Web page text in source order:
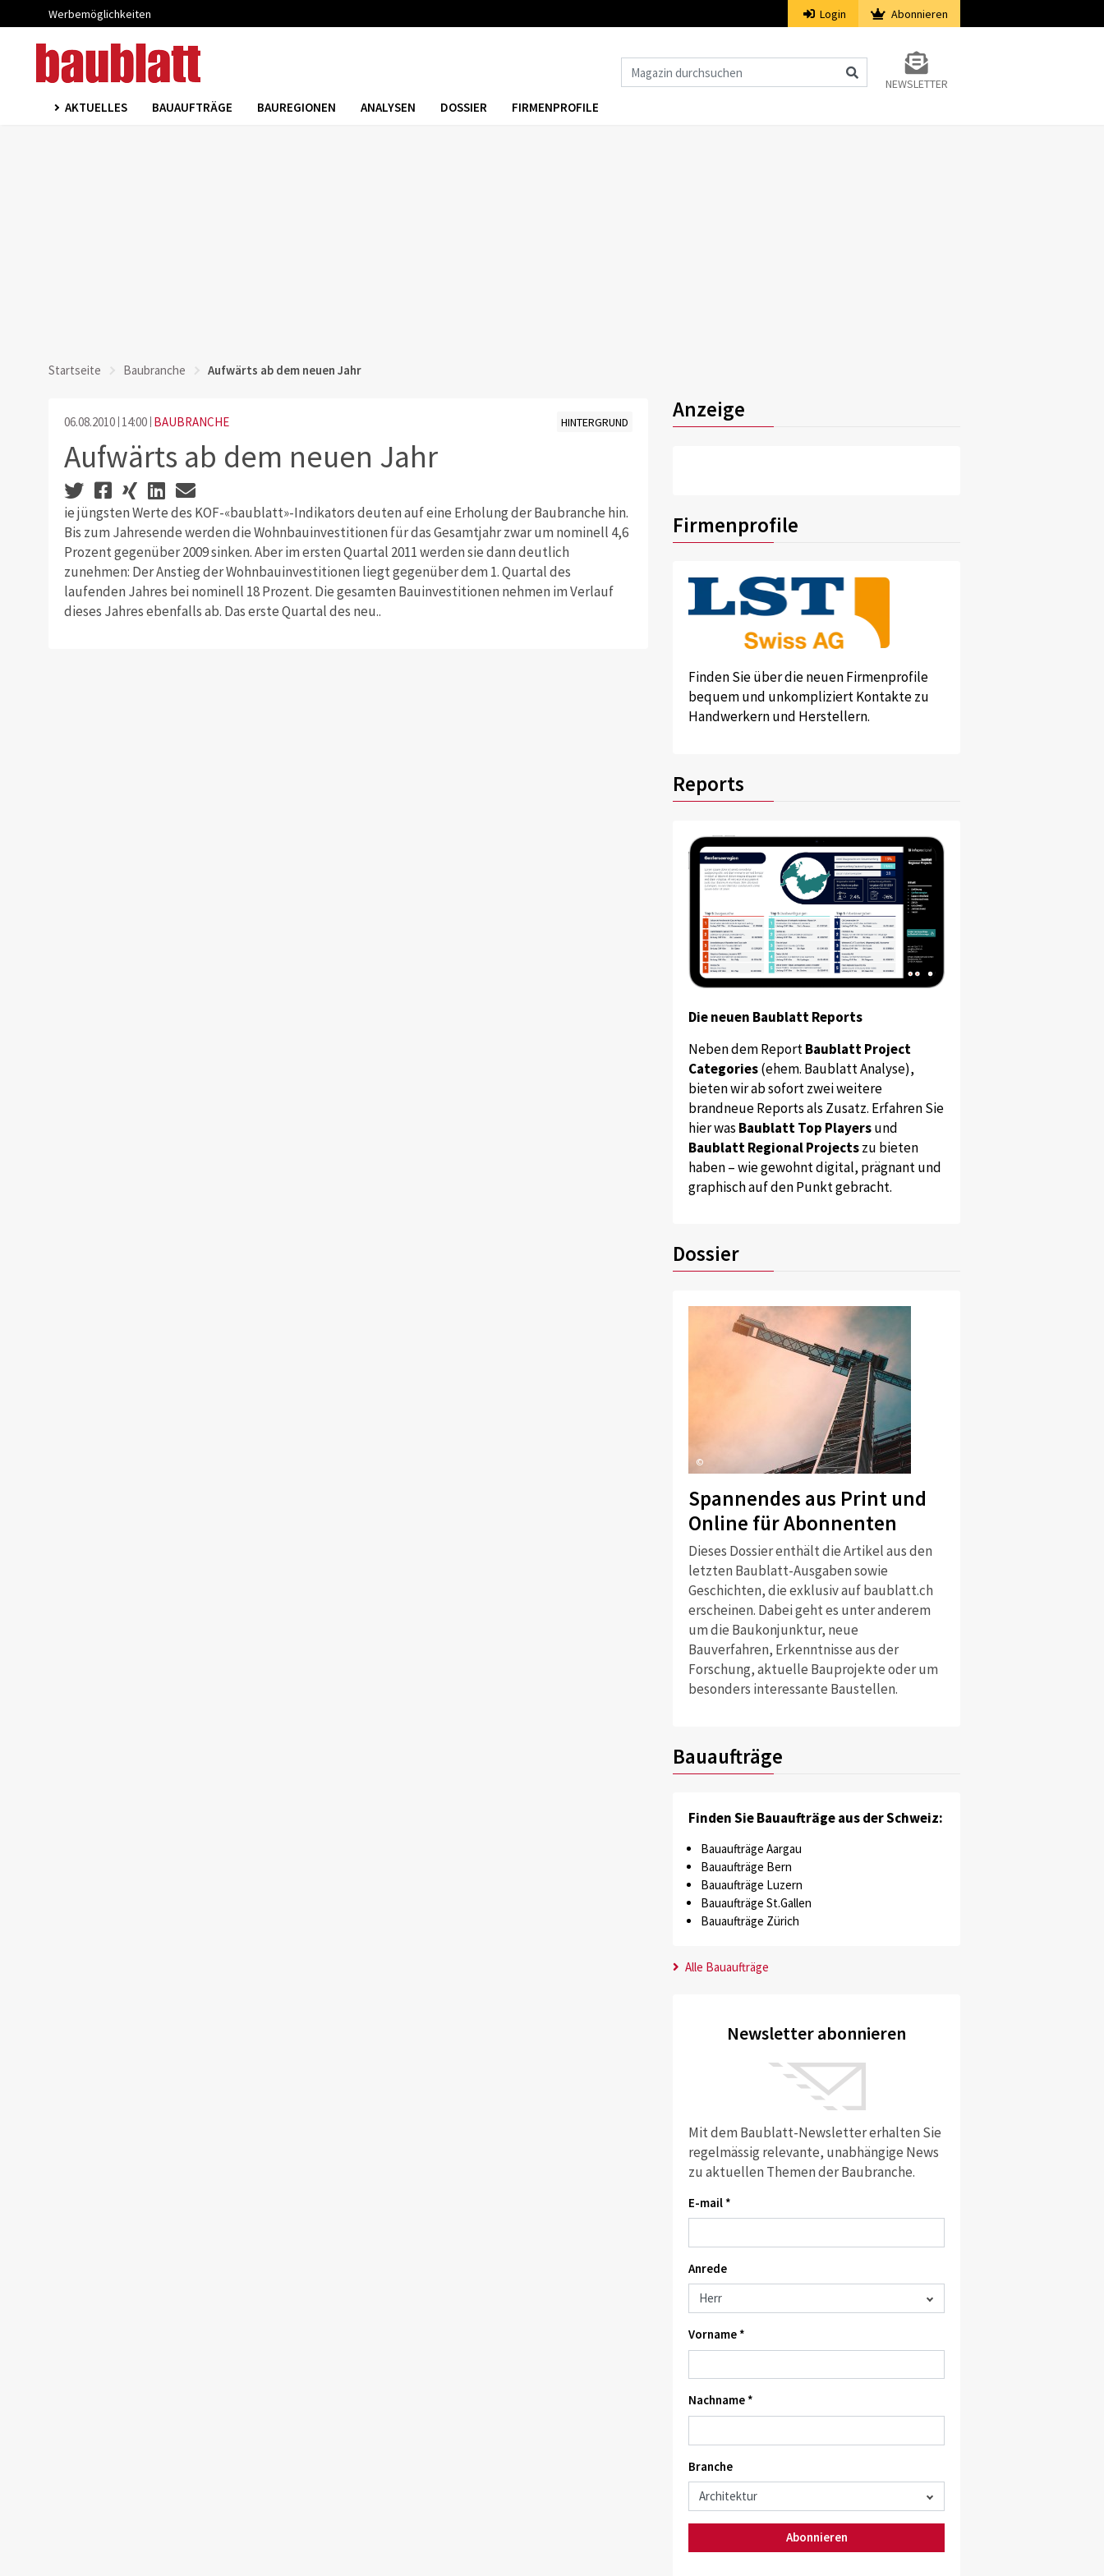
Werbemöglichkeiten Login Abonnieren
NEWSLETTER
AKTUELLES BAUAUFTRÄGE BAUREGIONEN ANALYSEN DOSSIER FIRMENPROFILE
Startseite Baubranche Aufwärts ab dem neuen Jahr
06.08.2010 14:00 BAUBRANCHE HINTERGRUND
Aufwärts ab dem neuen Jahr
ie jüngsten Werte des KOF-«baublatt»-Indikators deuten auf eine Erholung der Baubranche hin.
Bis zum Jahresende werden die Wohnbauinvestitionen für das Gesamtjahr zwar um nominell 4,6
Prozent gegenüber 2009 sinken. Aber im ersten Quartal 2011 werden sie dann deutlich
zunehmen: Der Anstieg der Wohnbauinvestitionen liegt gegenüber dem 1. Quartal des
laufenden Jahres bei nominell 18 Prozent. Die gesamten Bauinvestitionen nehmen im Verlauf
dieses Jahres ebenfalls ab. Das erste Quartal des neu..
Anzeige
Firmenprofile
Finden Sie über die neuen Firmenprofile
bequem und unkompliziert Kontakte zu
Handwerkern und Herstellern.
Reports
Die neuen Baublatt Reports
Neben dem ReportBaublatt Project
Categories(ehem. Baublatt Analyse),
bieten wir ab sofort zwei weitere
brandneue Reports als Zusatz. Erfahren Sie
hier was Baublatt Top Playersund
Baublatt Regional Projectszu bieten
haben – wie gewohnt digital, prägnant und
graphisch auf den Punkt gebracht.
Dossier
©
Spannendes aus Print und
Online für Abonnenten
Dieses Dossier enthält die Artikel aus den
letzten Baublatt-Ausgaben sowie
Geschichten, die exklusiv auf baublatt.ch
erscheinen. Dabei geht es unter anderem
um die Baukonjunktur, neue
Bauverfahren, Erkenntnisse aus der
Forschung, aktuelle Bauprojekte oder um
besonders interessante Baustellen.
Bauaufträge
Finden Sie Bauaufträge aus der Schweiz:
Bauaufträge Aargau
Bauaufträge Bern
Bauaufträge Luzern
Bauaufträge St.Gallen
Bauaufträge Zürich
Alle Bauaufträge
Newsletter abonnieren
Mit dem Baublatt-Newsletter erhalten Sie
regelmässig relevante, unabhängige News
zu aktuellen Themen der Baubranche.
E-mail *
Anrede
Vorname *
Nachname *
Branche
Abonnieren